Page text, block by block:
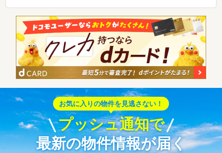
お気に入りの物件を見逃さない！
プッシュ通知で
最新の物件情報が届く